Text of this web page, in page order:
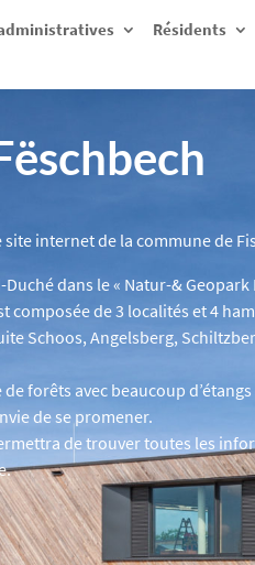
Résidents
site internet de la commune de
dans le « Natur-&
composée de 3 localités et 4
Schoos, Angelsberg,
forêts avec beaucoup
de se promener.
de trouver toutes les